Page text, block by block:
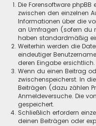
Die Forensoftware
zwischen den einzelnen
Informationen über die
an Umfragen (sofern du
haben standardmäßig
Weiterhin werden die
eindeutiger
deren Eingabe ersichtlich.
Wenn du einen Beitrag
zwischenspeicherst. In
Beiträgen (dazu zählen
Anmeldeversuche. Die
gespeichert.
Schließlich erfordern
deinen Beiträgen oder